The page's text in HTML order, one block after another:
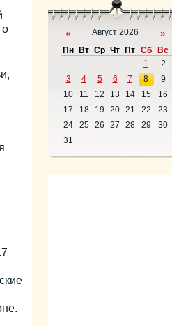
« Август 2026 »
Пн Вт Ср Чт Пт Сб
Вс
1
2
3
4 5 6 7 8
9
10
11 12 13 14 15
16
17
18 19 20 21 22
23
24
25 26 27 28 29
30
31